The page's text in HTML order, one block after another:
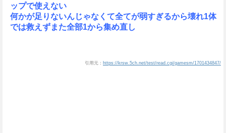
ップで使えない
何かが足りないんじゃなくて全てが弱すぎるから壊れ1体
では救えずまた全部1から集め直し
引用元： https://krsw.5ch.net/test/read.cgi/gamesm/1701434847/